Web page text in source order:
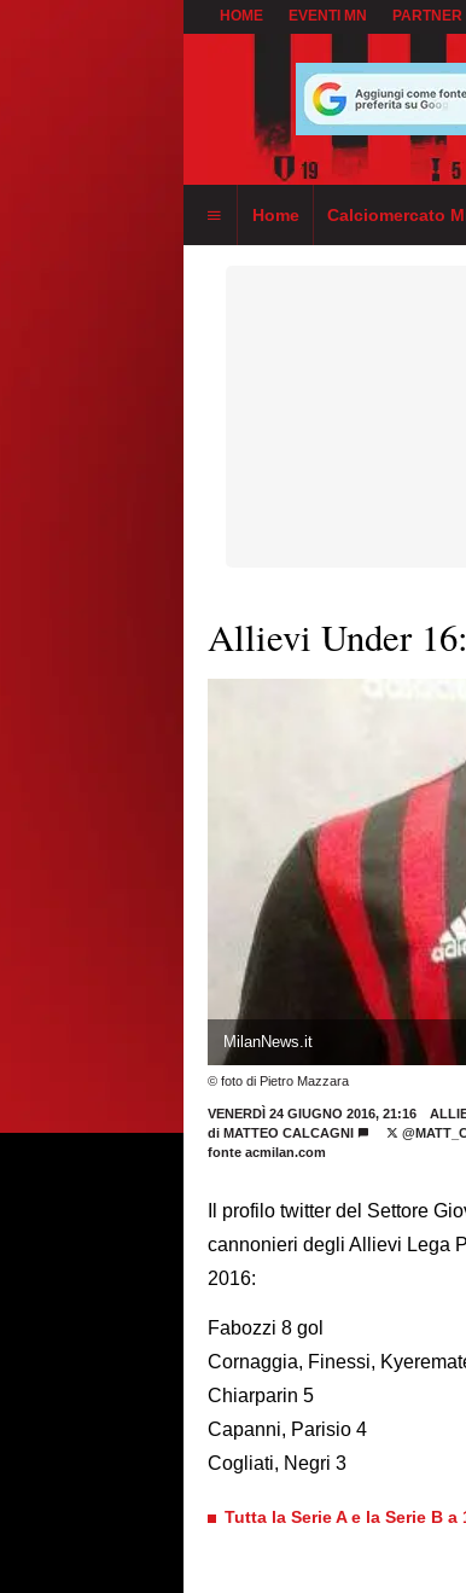
HOME EVENTI MN PARTNER
Home Calciomercato
Allievi Under
MilanNews.it
© foto di Pietro Mazzara
VENERDÌ 24 GIUGNO 2016, 21:16
di MATTEO CALCAGNI
fonte acmilan.com
Il profilo twitter del Settore
cannonieri degli Allievi Lega
2016:
Fabozzi 8 gol
Cornaggia, Finessi,
Chiarparin 5
Capanni, Parisio 4
Cogliati, Negri 3
Tutta la Serie A e la Serie B